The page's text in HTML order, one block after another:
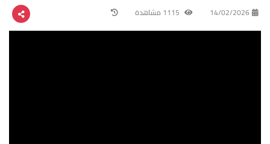
14/02/2026